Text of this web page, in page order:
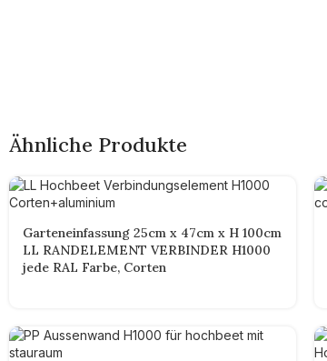
Ähnliche Produkte
Garteneinfassung 25cm x 47cm x H 100cm
LL RANDELEMENT VERBINDER H1000
jede RAL Farbe, Corten